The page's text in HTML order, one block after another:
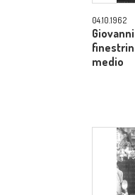
04.10.1962
medio